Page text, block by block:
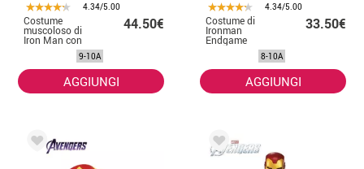
4.34/5.00
Costume
muscoloso di
Iron Man con
maschera deluxe
per bambino
44.50€
9-10A
AGGIUNGI
4.34/5.00
Costume di
Ironman
Endgame
classico per
33.50€
8-10A
AGGIUNGI